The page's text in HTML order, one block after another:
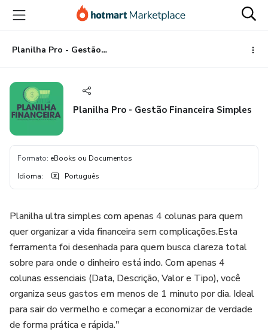
para
conteúdo
principal
para
pagamento
para
rodapé
Planilha Pro - Gestão Financeira Simples
Planilha Pro - Gestão Financeira Simples
Formato: eBooks ou Documentos
Idioma: Português
Planilha ultra simples com apenas 4 colunas para quem
quer organizar a vida financeira sem complicações.Esta
ferramenta foi desenhada para quem busca clareza total
sobre para onde o dinheiro está indo. Com apenas 4
colunas essenciais (Data, Descrição, Valor e Tipo), você
organiza seus gastos em menos de 1 minuto por dia. Ideal
para sair do vermelho e começar a economizar de verdade
de forma prática e rápida."